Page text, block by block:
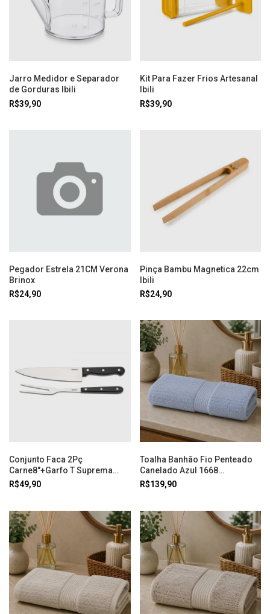
Jarro Medidor e Separador
de Gorduras Ibili
R$39,90
Kit Para Fazer Frios Artesanal
Ibili
R$39,90
Pegador Estrela 21CM Verona
Brinox
R$24,90
Pinça Bambu Magnetica 22cm
Ibili
R$24,90
Conjunto Faca 2Pç
Carne8"+Garfo T Suprema
Brinox
R$49,90
Toalha Banhão Fio Penteado
Canelado Azul 1668
Buddemeyer
R$139,90